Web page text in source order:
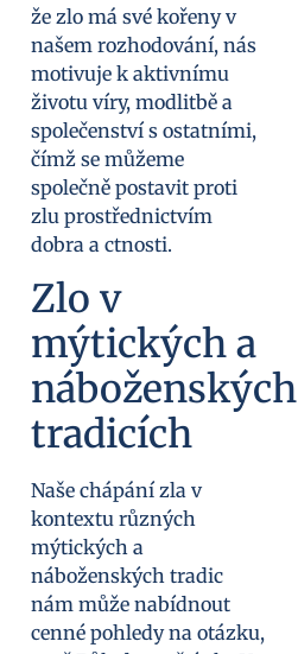
že zlo má své kořeny v
našem rozhodování, nás
motivuje k aktivnímu
životu víry, modlitbě a
společenství s ostatními,
čímž se můžeme
společně postavit proti
zlu prostřednictvím
dobra a ctnosti.
Zlo v
mýtických a
náboženských
tradicích
Naše chápání zla v
kontextu různých
mýtických a
náboženských tradic
nám může nabídnout
cenné pohledy na otázku,